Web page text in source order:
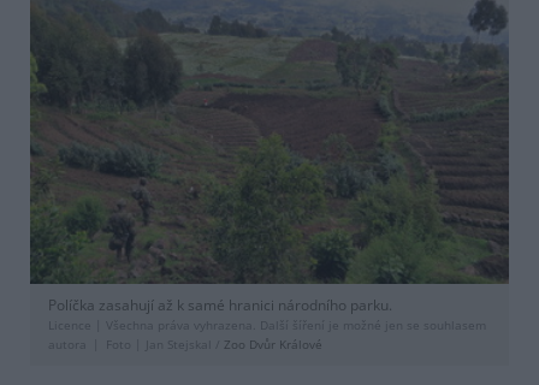
Políčka zasahují až k samé hranici národního parku.
Licence |
Všechna práva vyhrazena. Další šíření je možné jen se souhlasem
autora
Foto | Jan Stejskal / Zoo Dvůr Králové